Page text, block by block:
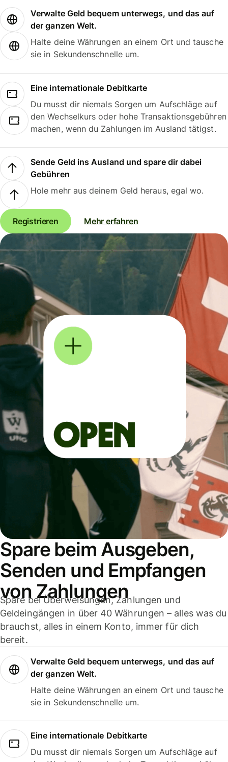
Verwalte Geld bequem unterwegs, und das auf
der ganzen Welt.
Halte deine Währungen an einem Ort und tausche
sie in Sekundenschnelle um.
Eine internationale Debitkarte
Du musst dir niemals Sorgen um Aufschläge auf
den Wechselkurs oder hohe Transaktionsgebühren
machen, wenn du Zahlungen im Ausland tätigst.
Sende Geld ins Ausland und spare dir dabei
Gebühren
Hole mehr aus deinem Geld heraus, egal wo.
Registrieren Mehr erfahren
Spare beim Ausgeben,
Senden und Empfangen
von Zahlungen
Spare bei Überweisungen, Zahlungen und
Geldeingängen in über 40 Währungen – alles was du
brauchst, alles in einem Konto, immer für dich
bereit.
Verwalte Geld bequem unterwegs, und das auf
der ganzen Welt.
Halte deine Währungen an einem Ort und tausche
sie in Sekundenschnelle um.
Eine internationale Debitkarte
Du musst dir niemals Sorgen um Aufschläge auf